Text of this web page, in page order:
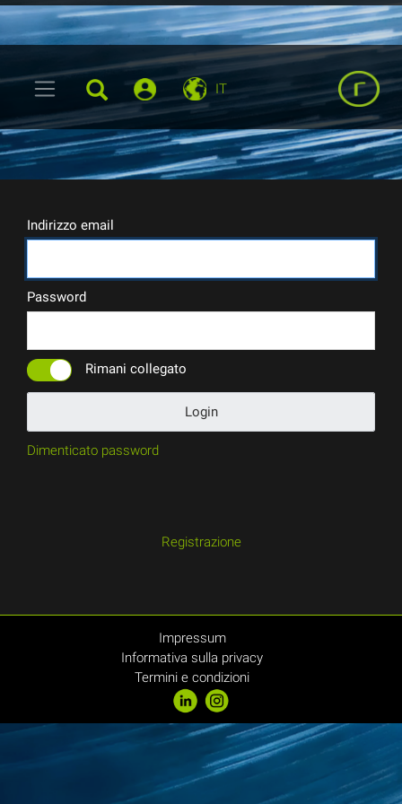
IT
Indirizzo email
Password
Rimani collegato
Login
Dimenticato password
Registrazione
Impressum
Informativa sulla privacy
Termini e condizioni